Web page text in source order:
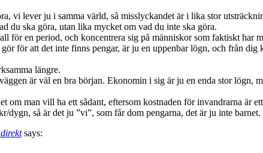
vi lever ju i samma värld, så misslyckandet är i lika stor
du ska göra, utan lika mycket om vad du inte ska göra.
för en period, och koncentrera sig på människor som faktiskt har
för att det inte finns pengar, är ju en uppenbar lögn, och från dig
längre.
är väl en bra början. Ekonomin i sig är ju en enda stor lögn,
om man vill ha ett sådant, eftersom kostnaden för invandrarna är
dygn, så är det ju ”vi”, som får dom pengarna, det är ju inte barnet.
says: